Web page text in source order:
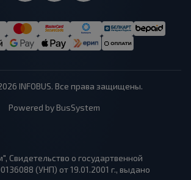
INFOBUS. Все права защищены.
Powered by BusSystem
Свидетельство о государтвенной
(УНП) от 19.01.2001 г., выдано